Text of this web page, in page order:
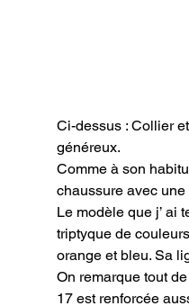
Ci-dessus : Collier
généreux.
Comme à son
chaussure avec
Le modèle que j’ ai
triptyque de
orange et bleu. Sa
On remarque tout
17 est renforcée